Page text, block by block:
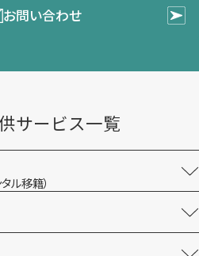
お問い合わせ
サービス一覧
ル移籍）